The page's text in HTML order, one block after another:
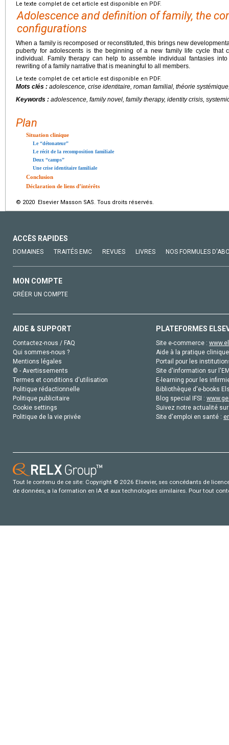
Le texte complet de cet article est disponible en PDF.
Adolescence and definition of family, the
configurations
When a family is recomposed or reconstituted, this brings new
puberty for adolescents is the beginning of a new family life cycle that
individual. Family therapy can help to assemble individual fantasies
rewriting of a family narrative that is meaningful to all members.
Le texte complet de cet article est disponible en PDF.
Mots clés : adolescence, crise identitaire, roman familial, théorie
Keywords : adolescence, family novel, family therapy, identity crisis,
Plan
Situation clinique
Le “détonateur”
Le récit de la recomposition familiale
Deux “camps”
Une crise identitaire familiale
Conclusion
Déclaration de liens d’intérêts
© 2020 Elsevier Masson SAS. Tous droits réservés.
ACCÈS RAPIDES
DOMAINES TRAITÉS EMC REVUES LIVRES NOS FORMULES
MON COMPTE
CRÉER UN COMPTE
AIDE & SUPPORT
Contactez-nous / FAQ
Qui sommes-nous ?
Mentions légales
© - Avertissements
Termes et conditions d'utilisation
Politique rédactionnelle
Politique publicitaire
Cookie settings
Politique de la vie privée
PLATEFORMES
Site e-commerce :
Aide à la pratique
Portail pour les
Site d'information sur
E-learning pour les
Bibliothèque d'e-books
Blog special IFSI :
Suivez notre actualité
Site d'emploi en santé :
Tout le contenu de ce site: Copyright © 2026 Elsevier, ses concédants de
de données, a la formation en IA et aux technologies similaires. Pour tout